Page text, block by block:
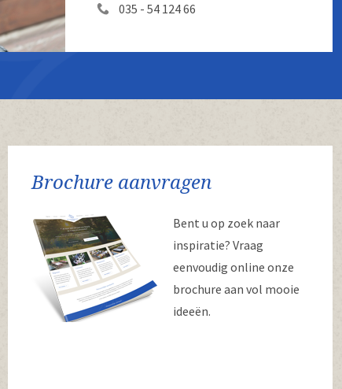
035 - 54 124 66
Brochure aanvragen
Bent u op zoek naar
inspiratie? Vraag
eenvoudig online onze
brochure aan vol mooie
ideeën.